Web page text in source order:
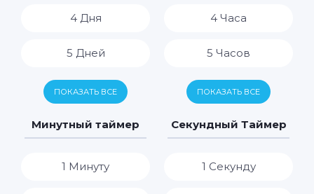
4 Дня
5 Дней
6 Дней
7 Дней
ПОКАЗАТЬ ВСЕ
4 Часа
5 Часов
6 Часов
7 Часов
ПОКАЗАТЬ ВСЕ
Минутный таймер
1 Минуту
Секундный Таймер
1 Секунду